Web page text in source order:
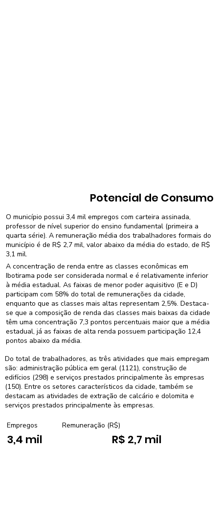
Potencial de Consumo
O município possui 3,4 mil empregos com carteira assinada,
professor de nível superior do ensino fundamental (primeira a
quarta série). A remuneração média dos trabalhadores formais do
município é de R$ 2,7 mil, valor abaixo da média do estado, de R$
3,1 mil.
A concentração de renda entre as classes econômicas em
Ibotirama pode ser considerada normal e é relativamente inferior
à média estadual. As faixas de menor poder aquisitivo (E e D)
participam com 58% do total de remunerações da cidade,
enquanto que as classes mais altas representam 2,5%. Destaca-
se que a composição de renda das classes mais baixas da cidade
têm uma concentração 7,3 pontos percentuais maior que a média
estadual, já as faixas de alta renda possuem participação 12,4
pontos abaixo da média.
Do total de trabalhadores, as três atividades que mais empregam
são: administração pública em geral (1121), construção de
edifícios (298) e serviços prestados principalmente às empresas
(150). Entre os setores característicos da cidade, também se
destacam as atividades de extração de calcário e dolomita e
serviços prestados principalmente às empresas.
Empregos
3,4 mil
Remuneração (R$)
R$ 2,7 mil